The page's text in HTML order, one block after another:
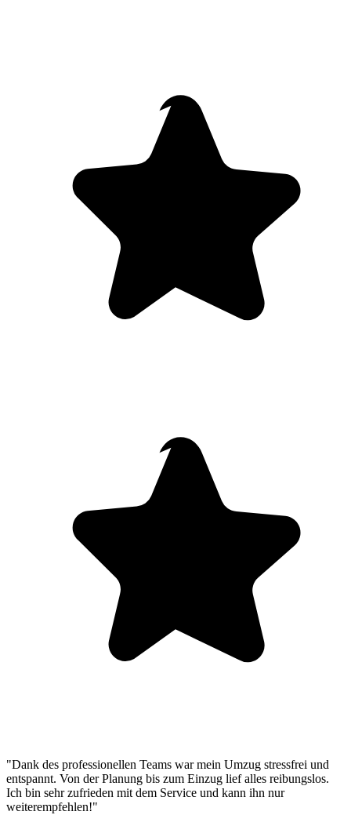
"Dank des professionellen Teams war mein Umzug stressfrei und
entspannt. Von der Planung bis zum Einzug lief alles reibungslos.
Ich bin sehr zufrieden mit dem Service und kann ihn nur
weiterempfehlen!"